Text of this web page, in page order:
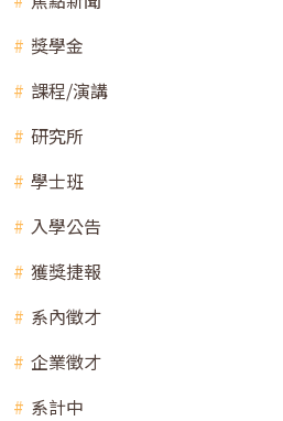
獎學金
課程/演講
研究所
學士班
入學公告
獲獎捷報
系內徵才
企業徵才
系計中